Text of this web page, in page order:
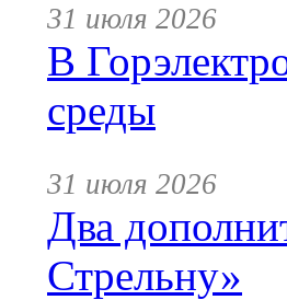
31 июля 2026
В
среды
31 июля 2026
Два
Стрельну»